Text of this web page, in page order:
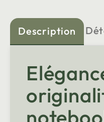
Description